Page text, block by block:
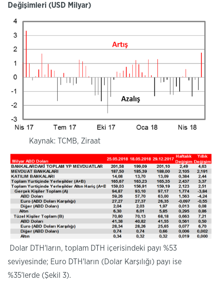
Değişimleri (USD Milyar)​ ​
Kaynak: TCMB, Ziraat
Dolar DTH'ların, toplam DTH içerisindeki payı %53
seviyesinde; Euro DTH'ların (Dolar Karşılığı) payı ise
%35'lerde (Şekil 3).